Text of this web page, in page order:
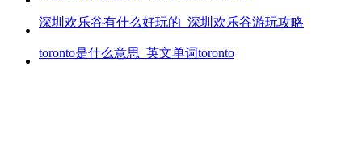
深圳欢乐谷有什么好玩的_深圳欢乐谷游玩攻略
toronto是什么意思_英文单词toronto